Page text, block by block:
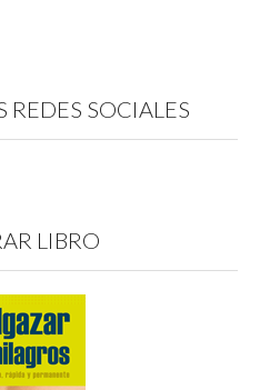
REDES SOCIALES
LIBRO